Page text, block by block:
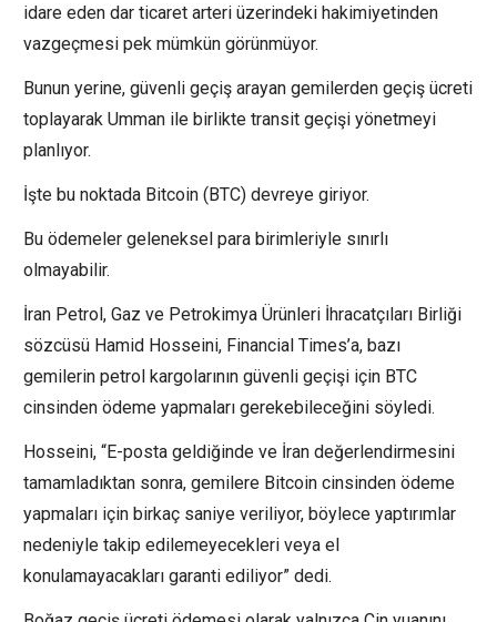
idare eden dar ticaret arteri üzerindeki hakimiyetinden
vazgeçmesi pek mümkün görünmüyor.
Bunun yerine, güvenli geçiş arayan gemilerden geçiş ücreti
toplayarak Umman ile birlikte transit geçişi yönetmeyi
planlıyor.
İşte bu noktada Bitcoin (BTC) devreye giriyor.
Bu ödemeler geleneksel para birimleriyle sınırlı
olmayabilir.
İran Petrol, Gaz ve Petrokimya Ürünleri İhracatçıları Birliği
sözcüsü Hamid Hosseini, Financial Times’a, bazı
gemilerin petrol kargolarının güvenli geçişi için BTC
cinsinden ödeme yapmaları gerekebileceğini söyledi.
Hosseini, “E-posta geldiğinde ve İran değerlendirmesini
tamamladıktan sonra, gemilere Bitcoin cinsinden ödeme
yapmaları için birkaç saniye veriliyor, böylece yaptırımlar
nedeniyle takip edilemeyecekleri veya el
konulamayacakları garanti ediliyor” dedi.